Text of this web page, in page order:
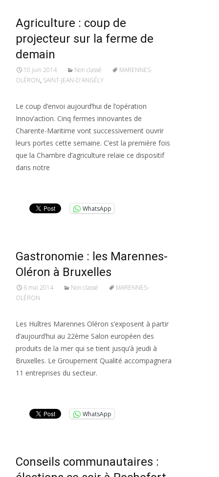
Agriculture : coup de
projecteur sur la ferme de
demain
10 juin 2014 Non classé
MARENNES-
OLÉRON, SAINT-JEAN-D'ANGÉLY
Le coup d’envoi aujourd’hui de l’opération
Innov’action. Cinq fermes innovantes de
Charente-Maritime vont successivement ouvrir
leurs portes cette semaine. C’est la première fois
que la Chambre d’agriculture relaie ce dispositif
dans notre
WhatsApp
Gastronomie : les Marennes-
Oléron à Bruxelles
6 mai 2014 Non classé
MARENNES-
OLÉRON
Les Huîtres Marennes Oléron s’exposent à partir
d’aujourd’hui au 22ème Salon européen des
produits de la mer qui se tient jusqu’à jeudi à
Bruxelles. Le Groupement Qualité accompagnera
11 entreprises du secteur.
WhatsApp
Conseils communautaires :